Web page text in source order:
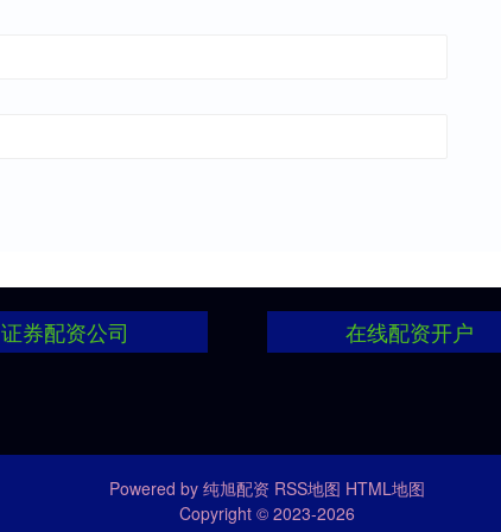
证券配资公司 在线配资开户
Powered by 纯旭配资 RSS地图 HTML地图
Copyright © 2023-2026